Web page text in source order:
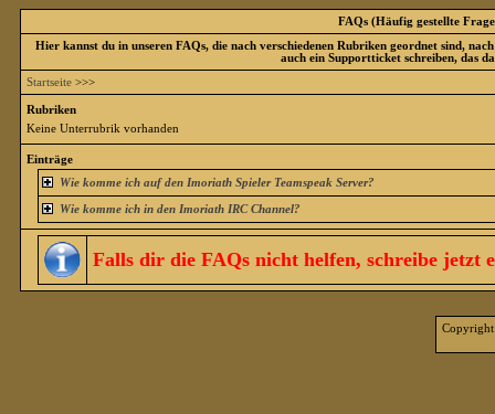
FAQs (Häufig gestellte
Hier kannst du in unseren FAQs, die nach verschiedenen Rubriken geordnet sind,
auch ein Supportticket schreiben, das
Startseite >>>
Rubriken
Keine Unterrubrik vorhanden
Einträge
Wie komme ich auf den Imoriath Spieler Teamspeak Server?
Wie komme ich in den Imoriath IRC Channel?
Falls dir die FAQs nicht helfen, schreibe jetzt